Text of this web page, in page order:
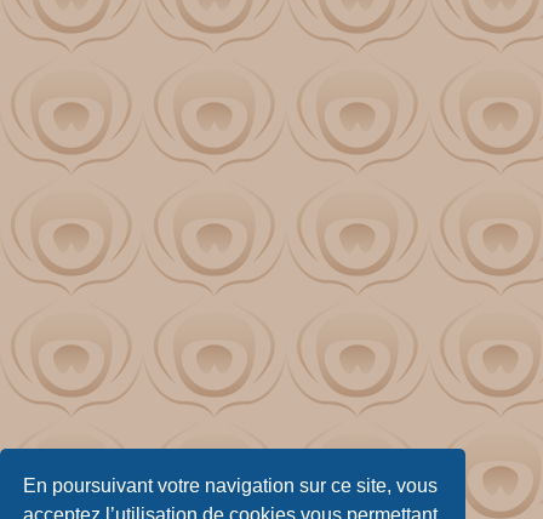
En poursuivant votre navigation sur ce site, vous
acceptez l’utilisation de cookies vous permettant